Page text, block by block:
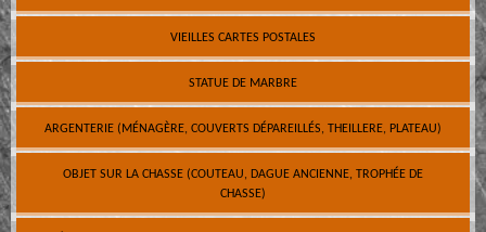
VIEILLES CARTES POSTALES
STATUE DE MARBRE
ARGENTERIE (MÉNAGÈRE, COUVERTS DÉPAREILLÉS, THEILLERE, PLATEAU)
OBJET SUR LA CHASSE (COUTEAU, DAGUE ANCIENNE, TROPHÉE DE
CHASSE)